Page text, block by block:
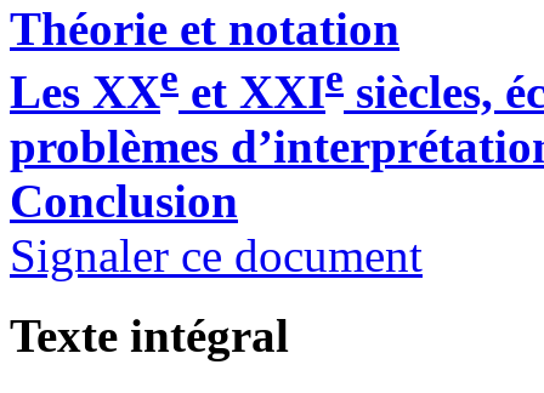
Théorie et notation
Les XXe et XXIe siècles,
problèmes
Conclusion
Signaler ce document
Texte intégral